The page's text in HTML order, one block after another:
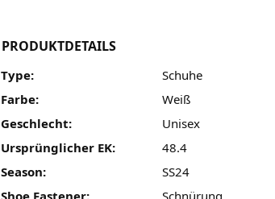
PRODUKTDETAILS
Type:
Schuhe
Farbe:
Weiß
Geschlecht:
Unisex
Ursprünglicher EK:
48.4
Season:
SS24
Shoe Fastener:
Schnürung